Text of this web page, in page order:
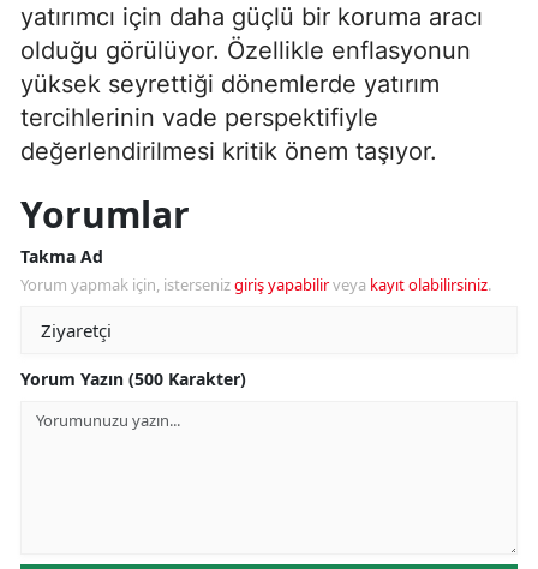
yatırımcı için daha güçlü bir koruma aracı
olduğu görülüyor. Özellikle enflasyonun
yüksek seyrettiği dönemlerde yatırım
tercihlerinin vade perspektifiyle
değerlendirilmesi kritik önem taşıyor.
Yorumlar
Takma Ad
Yorum yapmak için, istersenizgiriş yapabilirveya kayıt olabilirsiniz.
Yorum Yazın (500 Karakter)